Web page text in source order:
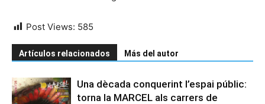
Post Views: 585
Artículos relacionados Más del autor
Una dècada conquerint l’espai públic:
torna la MARCEL als carrers de